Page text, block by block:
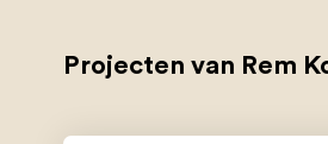
Projecten van Rem